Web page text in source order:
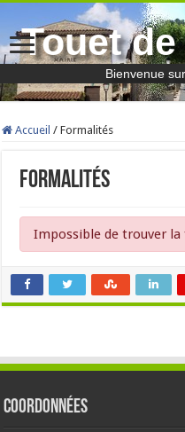
Touet
Bienvenue
Accueil / Formalités
Formalités
Impossible de trouver la
Coordonnées